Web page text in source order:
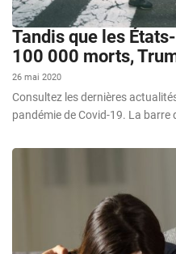
Tandis que les
100 000 morts,
26 mai 2020
Consultez les dernières
pandémie de Covid-19. La barre